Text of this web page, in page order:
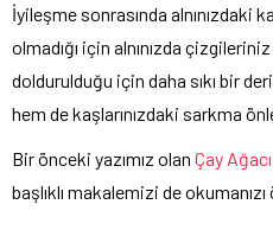
İyileşme sonrasında alnınızdaki
olmadığı için alnınızda
doldurulduğu için daha sıkı bir
hem de kaşlarınızdaki sarkma
Bir önceki yazımız olan Çay
başlıklı makalemizi de okumanızı